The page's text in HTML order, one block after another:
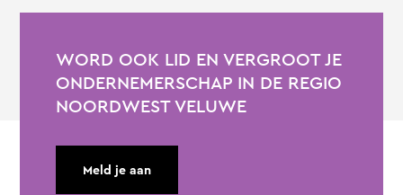
WORD OOK LID EN VERGROOT JE
ONDERNEMERSCHAP IN DE REGIO
NOORDWEST VELUWE
Meld je aan